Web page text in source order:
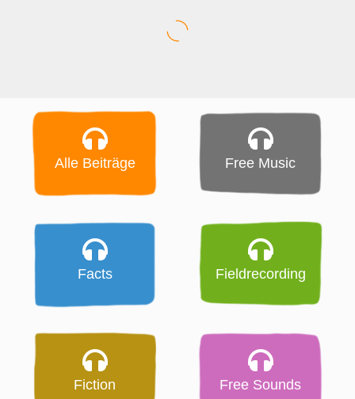
Alle Beiträge Free Music
Facts Fieldrecording
Fiction Free Sounds